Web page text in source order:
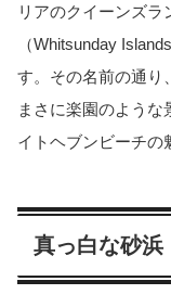
リアのクイーンズ
（Whitsunday
す。その名前の通り
まさに楽園のよう
イトヘブンビーチの
真っ白な砂浜